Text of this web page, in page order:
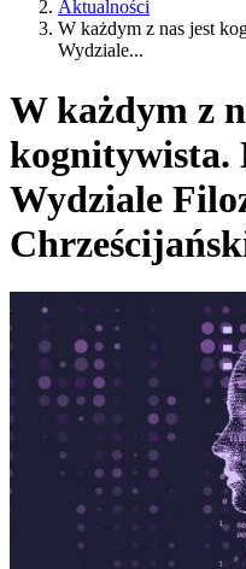
Aktualności
W każdym z nas jest
Wydziale...
W każdym z
kognitywista.
Wydziale